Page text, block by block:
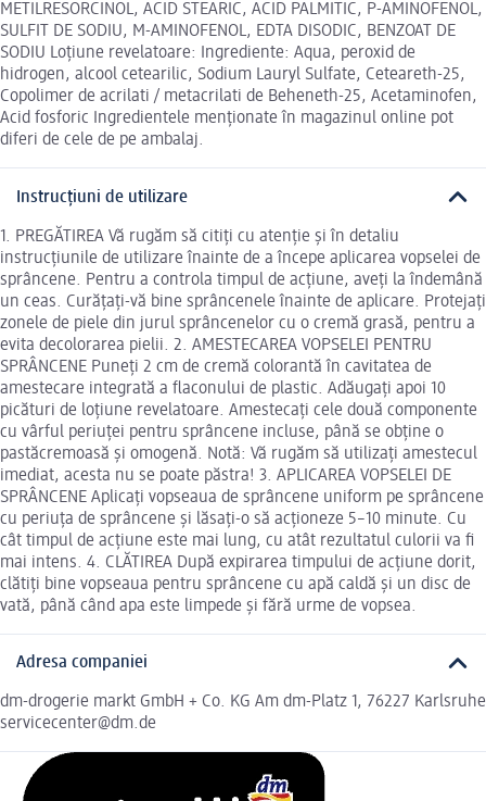
METILRESORCINOL, ACID STEARIC, ACID PALMITIC, P-AMINOFENOL,
SULFIT DE SODIU, M-AMINOFENOL, EDTA DISODIC, BENZOAT DE
SODIU Loțiune revelatoare: Ingrediente: Aqua, peroxid de
hidrogen, alcool cetearilic, Sodium Lauryl Sulfate, Ceteareth-25,
Copolimer de acrilati / metacrilati de Beheneth-25, Acetaminofen,
Acid fosforic Ingredientele menționate în magazinul online pot
diferi de cele de pe ambalaj.
Instrucțiuni de utilizare
1. PREGĂTIREA Vă rugăm să citiți cu atenție și în detaliu
instrucțiunile de utilizare înainte de a începe aplicarea vopselei de
sprâncene. Pentru a controla timpul de acțiune, aveți la îndemână
un ceas. Curățați-vă bine sprâncenele înainte de aplicare. Protejați
zonele de piele din jurul sprâncenelor cu o cremă grasă, pentru a
evita decolorarea pielii. 2. AMESTECAREA VOPSELEI PENTRU
SPRÂNCENE Puneți 2 cm de cremă colorantă în cavitatea de
amestecare integrată a flaconului de plastic. Adăugați apoi 10
picături de loțiune revelatoare. Amestecați cele două componente
cu vârful periuței pentru sprâncene incluse, până se obține o
pastăcremoasă și omogenă. Notă: Vă rugăm să utilizați amestecul
imediat, acesta nu se poate păstra! 3. APLICAREA VOPSELEI DE
SPRÂNCENE Aplicați vopseaua de sprâncene uniform pe sprâncene
cu periuța de sprâncene și lăsați-o să acționeze 5–10 minute. Cu
cât timpul de acțiune este mai lung, cu atât rezultatul culorii va fi
mai intens. 4. CLĂTIREA După expirarea timpului de acțiune dorit,
clătiți bine vopseaua pentru sprâncene cu apă caldă și un disc de
vată, până când apa este limpede și fără urme de vopsea.
Adresa companiei
dm-drogerie markt GmbH + Co. KG Am dm-Platz 1, 76227 Karlsruhe
servicecenter@dm.de